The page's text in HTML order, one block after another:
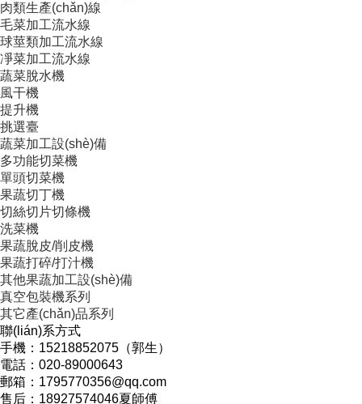
肉類生產(chǎn)線
毛菜加工流水線
球莖類加工流水線
凈菜加工流水線
蔬菜脫水機
風干機
提升機
挑選臺
蔬菜加工設(shè)備
多功能切菜機
單頭切菜機
果蔬切丁機
切絲切片切條機
洗菜機
果蔬脫皮/削皮機
果蔬打碎/打汁機
其他果蔬加工設(shè)備
真空包裝機系列
其它產(chǎn)品系列
聯(lián)系方式
手機：15218852075（郭生）
電話：020-89000643
郵箱：1795770356@qq.com
售后：18927574046夏師傅